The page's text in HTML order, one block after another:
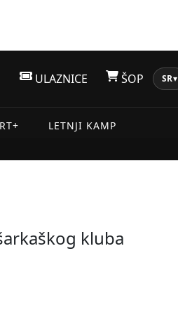
ULAZNICE ŠOP SR▾
LETNJI KAMP
kluba